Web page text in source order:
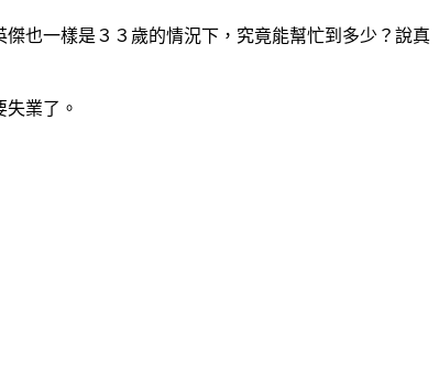
也一樣是３３歲的情況下，究竟能幫忙到多少？說真
業了。